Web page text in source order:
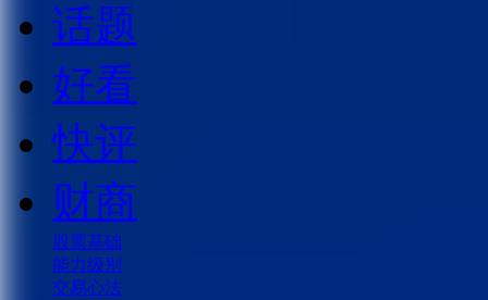
话题
好看
快评
财商
股票基础
能力级别
交易心法